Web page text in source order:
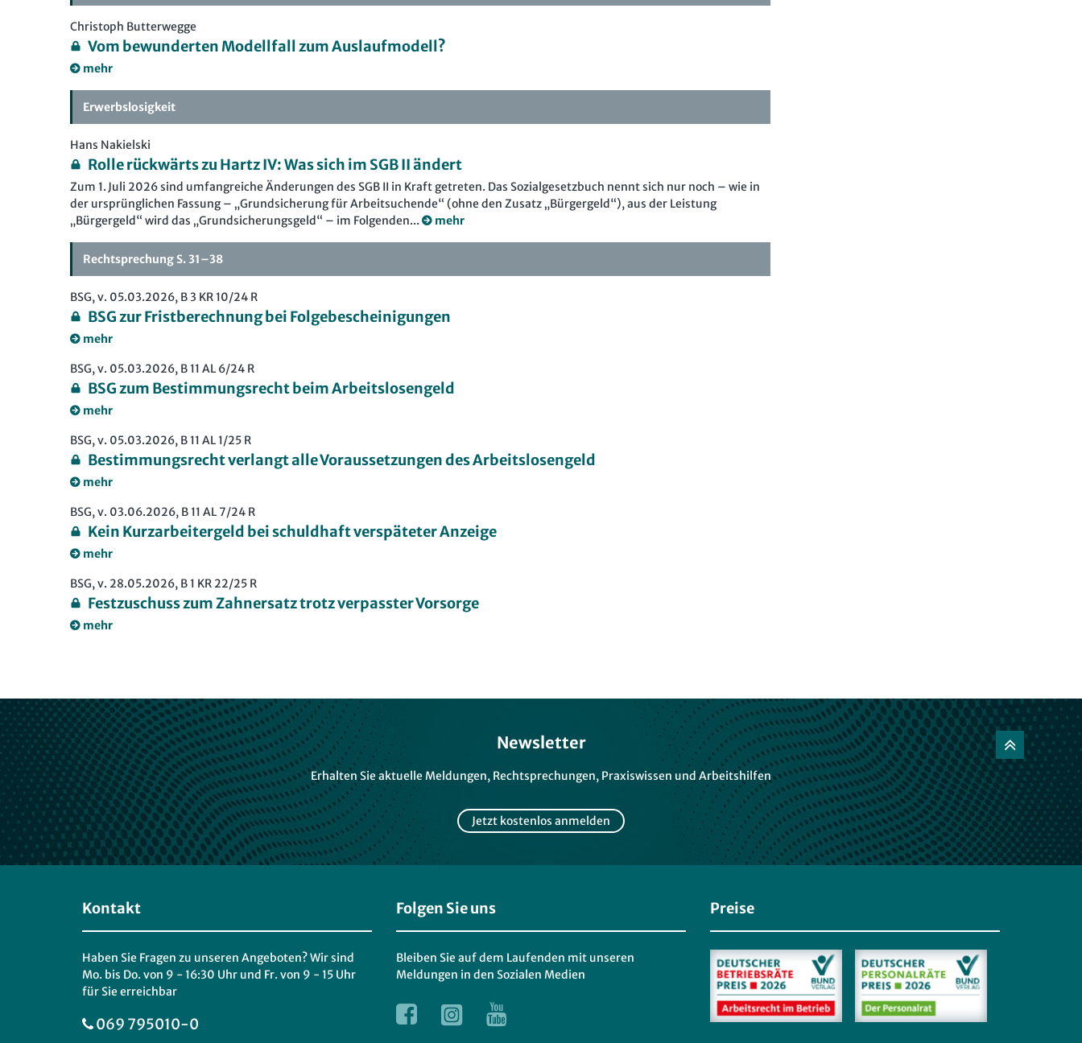
Christoph Butterwegge
Vom bewunderten Modellfall zum Auslaufmodell?
mehr
Erwerbslosigkeit
Hans Nakielski
Rolle rückwärts zu Hartz IV: Was sich im SGB II ändert
Zum 1. Juli 2026 sind umfangreiche Änderungen des SGB II in Kraft getreten. Das Sozialgesetzbuch nennt sich nur noch – wie in
der ursprünglichen Fassung – „Grundsicherung für Arbeitsuchende“ (ohne den Zusatz „Bürgergeld“), aus der Leistung
„Bürgergeld“ wird das „Grundsicherungsgeld“ – im Folgenden...
mehr
Rechtsprechung S. 31–38
BSG, v. 05.03.2026, B 3 KR 10/24 R
BSG zur Fristberechnung bei Folgebescheinigungen
mehr
BSG, v. 05.03.2026, B 11 AL 6/24 R
BSG zum Bestimmungsrecht beim Arbeitslosengeld
mehr
BSG, v. 05.03.2026, B 11 AL 1/25 R
Bestimmungsrecht verlangt alle Voraussetzungen des Arbeitslosengeld
mehr
BSG, v. 03.06.2026, B 11 AL 7/24 R
Kein Kurzarbeitergeld bei schuldhaft verspäteter Anzeige
mehr
BSG, v. 28.05.2026, B 1 KR 22/25 R
Festzuschuss zum Zahnersatz trotz verpasster Vorsorge
mehr
Newsletter
Erhalten Sie aktuelle Meldungen, Rechtsprechungen, Praxiswissen und Arbeitshilfen
Jetzt kostenlos anmelden
Kontakt
Haben Sie Fragen zu unseren Angeboten? Wir sind
Mo. bis Do. von 9 - 16:30 Uhr und Fr. von 9 - 15 Uhr
für Sie erreichbar
069 795010-0
Folgen Sie uns
Bleiben Sie auf dem Laufenden mit unseren
Meldungen in den Sozialen Medien
Preise